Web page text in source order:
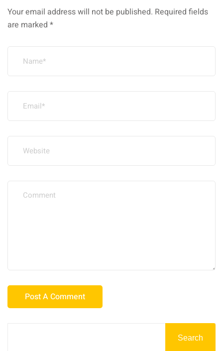
Your email address will not be published. Required fields
are marked *
Search